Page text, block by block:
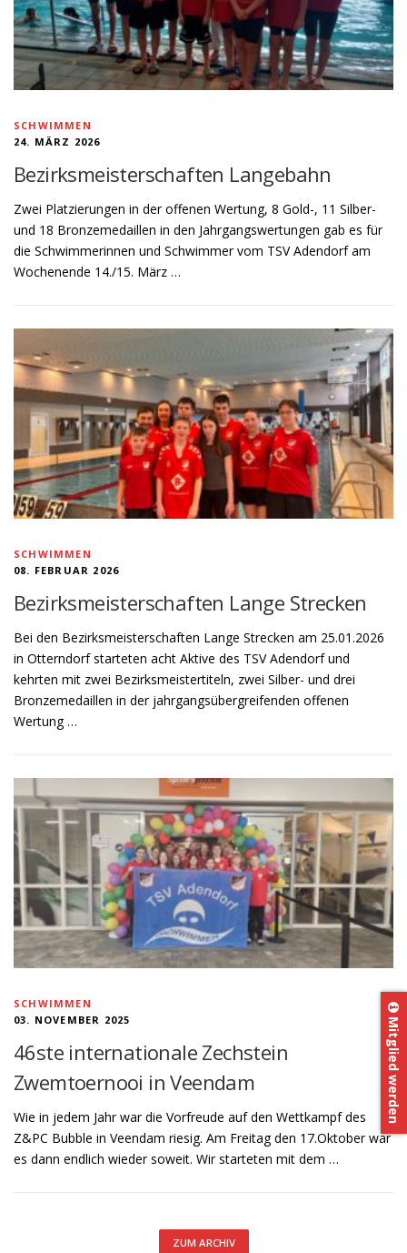
SCHWIMMEN
24. MÄRZ 2026
Bezirksmeisterschaften Langebahn
Zwei Platzierungen in der offenen Wertung, 8 Gold-, 11 Silber-
und 18 Bronzemedaillen in den Jahrgangswertungen gab es für
die Schwimmerinnen und Schwimmer vom TSV Adendorf am
Wochenende 14./15. März …
SCHWIMMEN
08. FEBRUAR 2026
Bezirksmeisterschaften Lange Strecken
Bei den Bezirksmeisterschaften Lange Strecken am 25.01.2026
in Otterndorf starteten acht Aktive des TSV Adendorf und
kehrten mit zwei Bezirksmeistertiteln, zwei Silber- und drei
Bronzemedaillen in der jahrgangsübergreifenden offenen
Wertung …
SCHWIMMEN
03. NOVEMBER 2025
46ste internationale Zechstein
Zwemtoernooi in Veendam
Wie in jedem Jahr war die Vorfreude auf den Wettkampf des
Z&PC Bubble in Veendam riesig. Am Freitag den 17.Oktober war
es dann endlich wieder soweit. Wir starteten mit dem …
ZUM ARCHIV
Mitglied werden